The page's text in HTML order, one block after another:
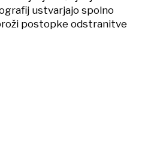
ustvarjajo spolno
postopke odstranitve